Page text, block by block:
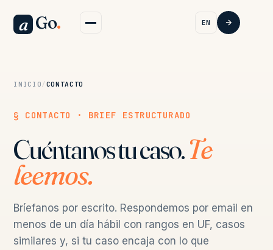
a Go. EN
INICIO / CONTACTO
§ CONTACTO · BRIEF ESTRUCTURADO
Cuéntanos tu caso.Te
leemos.
Bríefanos por escrito. Respondemos por email en
menos de un día hábil con rangos en UF, casos
similares y, si tu caso encaja con lo que